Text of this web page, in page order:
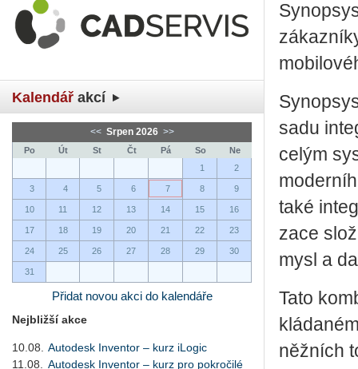
Kalendář akcí
<< Srpen 2026 >>
Po Út St Čt Pá So
Ne
1
2
3 4 5 6 7 8 9
10 11 12 13 14 15 16
17 18 19 20 21 22 23
24 25 26 27 28 29 30
31
Přidat novou akci do kalendáře
Nejbližší akce
10.08.
Autodesk Inventor – kurz iLogic
11.08.
Autodesk Inventor – kurz pro pokročilé
sadu
celým
také
za­ce
my­sl a
Tato
něž­ních